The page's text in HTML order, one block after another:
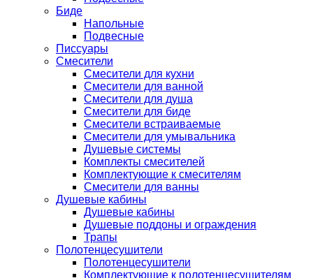
Биде
Напольные
Подвесные
Писсуары
Смесители
Смесители для кухни
Смесители для ванной
Смесители для душа
Смесители для биде
Смесители встраиваемые
Смесители для умывальника
Душевые системы
Комплекты смесителей
Комплектующие к смесителям
Смесители для ванны
Душевые кабины
Душевые кабины
Душевые поддоны и ограждения
Трапы
Полотенцесушители
Полотенцесушители
Комплектующие к полотенцесушителям